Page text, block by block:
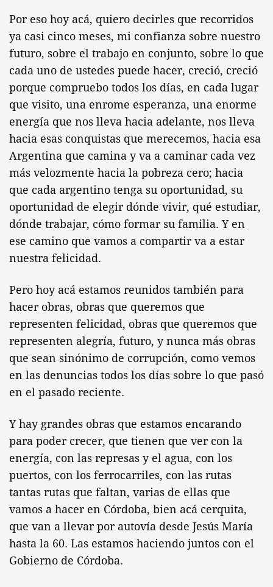
Por eso hoy acá, quiero decirles que recorridos
ya casi cinco meses, mi confianza sobre nuestro
futuro, sobre el trabajo en conjunto, sobre lo que
cada uno de ustedes puede hacer, creció, creció
porque compruebo todos los días, en cada lugar
que visito, una enrome esperanza, una enorme
energía que nos lleva hacia adelante, nos lleva
hacia esas conquistas que merecemos, hacia esa
Argentina que camina y va a caminar cada vez
más velozmente hacia la pobreza cero; hacia
que cada argentino tenga su oportunidad, su
oportunidad de elegir dónde vivir, qué estudiar,
dónde trabajar, cómo formar su familia. Y en
ese camino que vamos a compartir va a estar
nuestra felicidad.
Pero hoy acá estamos reunidos también para
hacer obras, obras que queremos que
representen felicidad, obras que queremos que
representen alegría, futuro, y nunca más obras
que sean sinónimo de corrupción, como vemos
en las denuncias todos los días sobre lo que pasó
en el pasado reciente.
Y hay grandes obras que estamos encarando
para poder crecer, que tienen que ver con la
energía, con las represas y el agua, con los
puertos, con los ferrocarriles, con las rutas
tantas rutas que faltan, varias de ellas que
vamos a hacer en Córdoba, bien acá cerquita,
que van a llevar por autovía desde Jesús María
hasta la 60. Las estamos haciendo juntos con el
Gobierno de Córdoba.